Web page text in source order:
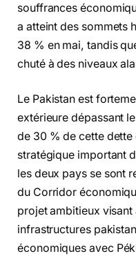
souffrances
a atteint des sommets
38 % en mai, tandis
chuté à des niveaux
Le Pakistan est
extérieure dépassant
de 30 % de cette dette
stratégique important
les deux pays se sont
du Corridor
projet ambitieux visant
infrastructures
économiques avec